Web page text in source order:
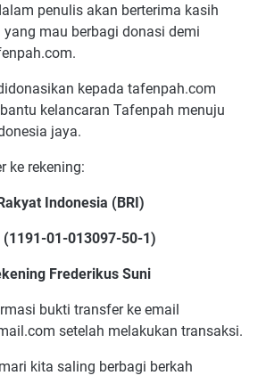
penulis akan berterima kasih
mau berbagi donasi demi
kepada tafenpah.com
kelancaran Tafenpah menuju
jaya.
ke rekening:
Indonesia (BRI)
01-013097-50-1)
Frederikus Suni
bukti transfer ke email
setelah melakukan transaksi.
kita saling berbagi berkah